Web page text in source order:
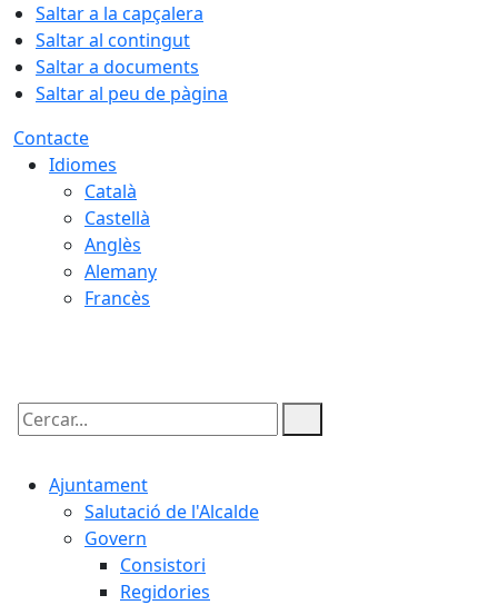
Saltar a la capçalera
Saltar al contingut
Saltar a documents
Saltar al peu de pàgina
Contacte
Idiomes
Català
Castellà
Anglès
Alemany
Francès
Cercar:
Ajuntament
Salutació de l'Alcalde
Govern
Consistori
Regidories